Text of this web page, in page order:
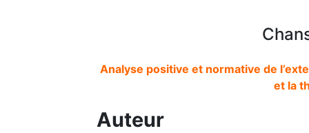
Analyse positive et normative de
et la
Auteur